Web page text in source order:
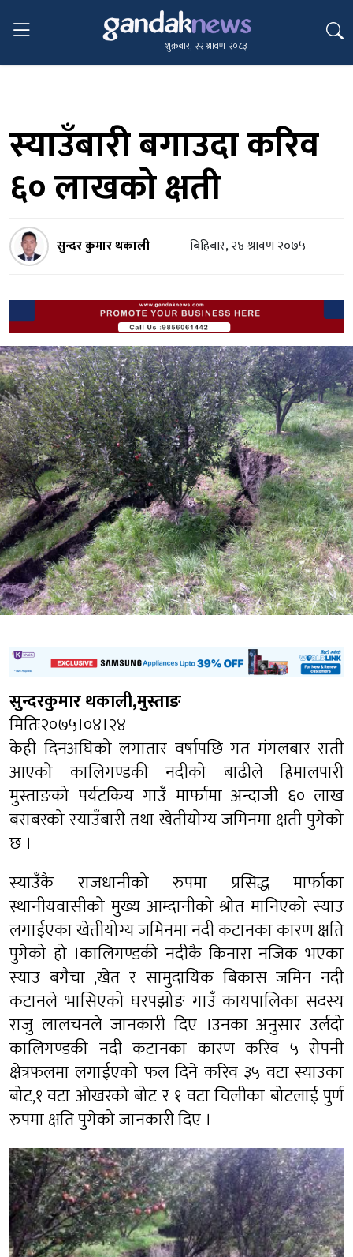
शुक्रबार, २२ श्रावण २०८३
स्याउँबारी बगाउदा करिव
६० लाखको क्षती
सुन्दर कुमार थकाली बिहिबार, २४ श्रावण २०७५
सुन्दरकुमार थकाली,मुस्ताङ
मितिः२०७५।०४।२४
केही दिनअघिको लगातार वर्षापछि गत मंगलबार राती
आएको कालिगण्डकी नदीको बाढीले हिमालपारी
मुस्ताङको पर्यटकिय गाउँ मार्फामा अन्दाजी ६० लाख
बराबरको स्याउँबारी तथा खेतीयोग्य जमिनमा क्षती पुगेको
छ ।
स्याउँकै राजधानीको रुपमा प्रसिद्ध मार्फाका
स्थानीयवासीको मुख्य आम्दानीको श्रोत मानिएको स्याउ
लगाईएका खेतीयोग्य जमिनमा नदी कटानका कारण क्षति
पुगेको हो ।कालिगण्डकी नदीकै किनारा नजिक भएका
स्याउ बगैचा ,खेत र सामुदायिक बिकास जमिन नदी
कटानले भासिएको घरपझोङ गाउँ कायपालिका सदस्य
राजु लालचनले जानकारी दिए ।उनका अनुसार उर्लदो
कालिगण्डकी नदी कटानका कारण करिव ५ रोपनी
क्षेत्रफलमा लगाईएको फल दिने करिव ३५ वटा स्याउका
बोट,१ वटा ओखरको बोट र १ वटा चिलीका बोटलाई पुर्ण
रुपमा क्षति पुगेको जानकारी दिए ।